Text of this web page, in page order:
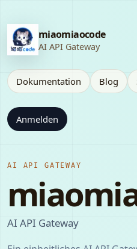
miaomiaocode
AI API Gateway
Dokumentation Blog
Anmelden
AI API GATEWAY
AI API Gateway